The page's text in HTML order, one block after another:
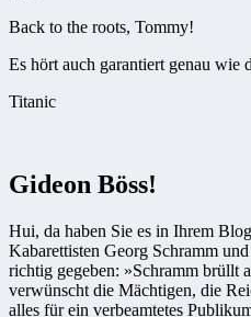
Back to the roots, Tommy!
Es hört auch garantiert genau wie
Titanic
Gideon Böss!
Hui, da haben Sie es in Ihrem
Kabarettisten Georg Schramm
richtig gegeben: »Schramm brüllt
verwünscht die Mächtigen, die
alles für ein verbeamtetes